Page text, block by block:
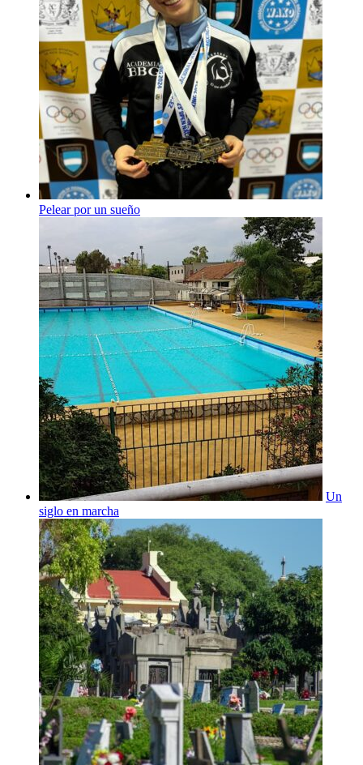
Pelear por un sueño
Un
siglo en marcha